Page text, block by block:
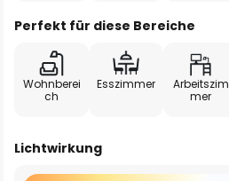
Perfekt für diese Bereiche
Wohnberei
ch
Esszimmer
Arbeitszim
mer
Lichtwirkung